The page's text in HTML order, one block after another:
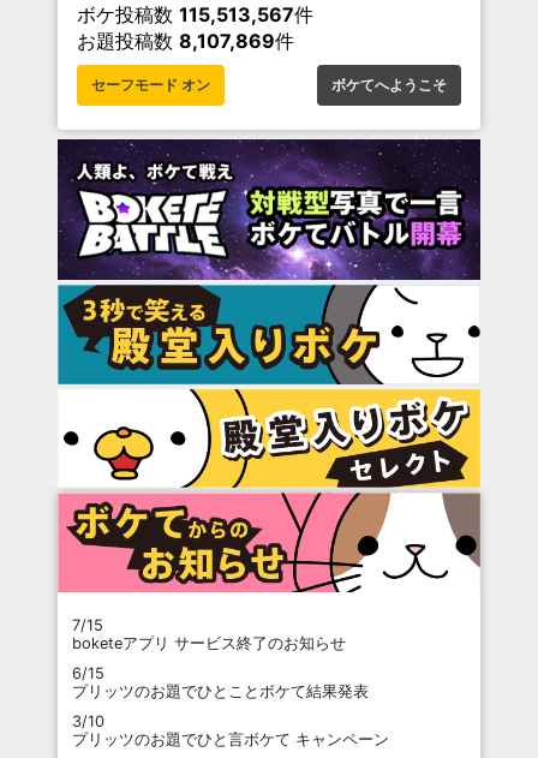
ボケ投稿数 115,513,567件
お題投稿数 8,107,869件
セーフモード オン ボケてへようこそ
7/15
boketeアプリ サービス終了のお知らせ
6/15
プリッツのお題でひとことボケて結果発表
3/10
プリッツのお題でひと言ボケて キャンペーン